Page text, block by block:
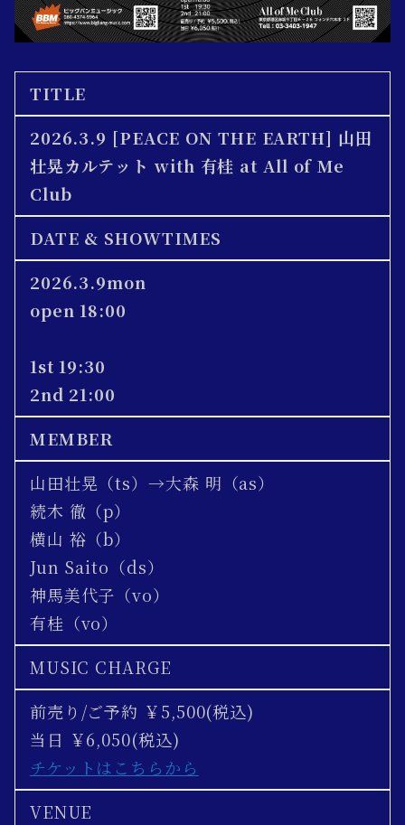
TITLE
2026.3.9 [PEACE ON THE EARTH] 山田
壮晃カルテット with 有桂 at All of Me
Club
DATE & SHOWTIMES
2026.3.9mon
open 18:00
1st 19:30
2nd 21:00
MEMBER
山田壮晃（ts）→大森 明（as）
続木 徹（p）
横山 裕（b）
Jun Saito（ds）
神馬美代子（vo）
有桂（vo）
MUSIC CHARGE
前売り/ご予約 ￥5,500(税込)
当日 ￥6,050(税込)
チケットはこちらから
VENUE